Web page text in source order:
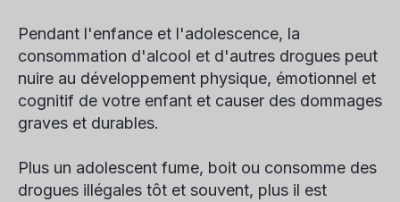
Pendant l'enfance et l'adolescence, la
consommation d'alcool et d'autres drogues peut
nuire au développement physique, émotionnel et
cognitif de votre enfant et causer des dommages
graves et durables.
Plus un adolescent fume, boit ou consomme des
drogues illégales tôt et souvent, plus il est